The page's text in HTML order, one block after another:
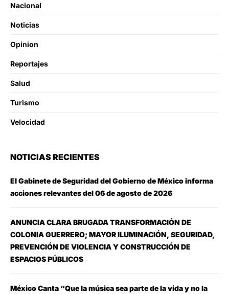
Nacional
Noticias
Opinion
Reportajes
Salud
Turismo
Velocidad
NOTICIAS RECIENTES
El Gabinete de Seguridad del Gobierno de México informa
acciones relevantes del 06 de agosto de 2026
ANUNCIA CLARA BRUGADA TRANSFORMACIÓN DE
COLONIA GUERRERO; MAYOR ILUMINACIÓN, SEGURIDAD,
PREVENCIÓN DE VIOLENCIA Y CONSTRUCCIÓN DE
ESPACIOS PÚBLICOS
México Canta “Que la música sea parte de la vida y no la